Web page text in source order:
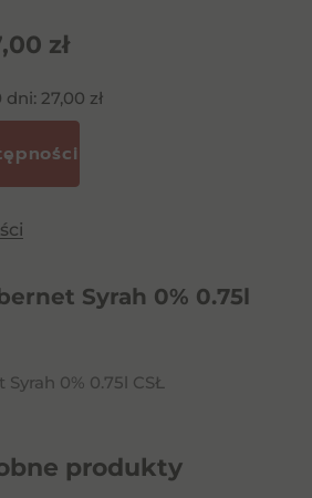
zł
dni: 27,00 zł
Syrah 0% 0.75l
0% 0.75l CSŁ
produkty